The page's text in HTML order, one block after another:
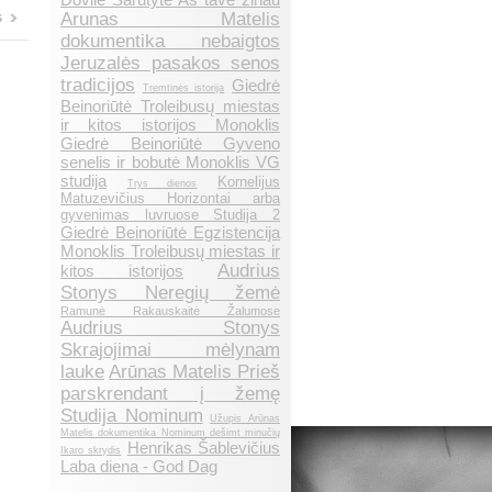
Arunas Matelis
dokumentika nebaigtos
Jeruzalės pasakos senos
tradicijos
Tremtinės istorija
Giedrė
Beinoriūtė Troleibusų miestas
ir kitos istorijos Monoklis
Giedrė Beinoriūtė Gyveno
senelis ir bobutė Monoklis VG
studija
Trys dienos
Kornelijus
Matuzevičius Horizontai arba
gyvenimas luvruose Studija 2
Giedrė Beinoriūtė Egzistencija
Monoklis Troleibusų miestas ir
kitos istorijos
Audrius
Stonys Neregių žemė
Ramunė Rakauskaitė Žalumose
Audrius Stonys
Skrajojimai mėlynam
lauke Arūnas Matelis Prieš
parskrendant į žemę
Studija Nominum
Užupis Arūnas
Matelis dokumentika Nominum dešimt minučių
Ikaro skrydis
Henrikas Šablevičius
Laba diena - God Dag